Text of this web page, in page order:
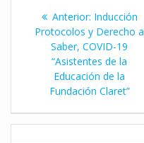
Navegación
de
entradas
Anterior: Entrada
anterior:
Inducción
Protocolos y Derecho a
Saber, COVID-19
“Asistentes de la
Educación de la
Fundación Claret”